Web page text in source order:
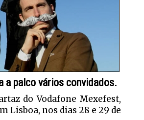
a palco vários convidados.
do Vodafone Mexefest,
Lisboa, nos dias 28 e 29 de